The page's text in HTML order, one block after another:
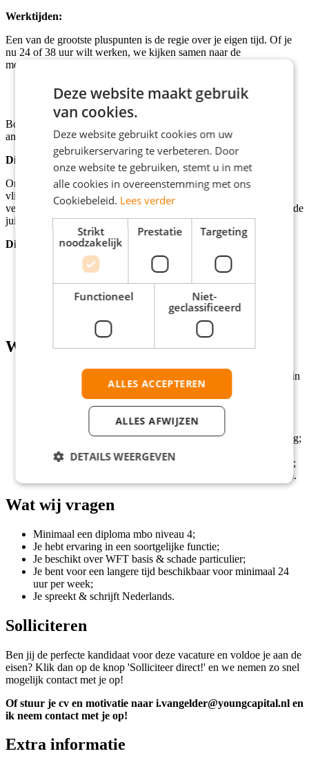
Werktijden:
Een van de grootste pluspunten is de regie over je eigen tijd. Of je
nu 24 of 38 uur wilt werken, we kijken samen naar de
mogelijkheden:
Maandag t/m vrijdag: 08.00 – 18.00 uur
Zaterdag: 08.00 – 13.00 uur of 10.00 – 15.00 uur
Bovendien werk je de helft van de tijd lekker vanuit huis en de
andere helft gezellig met je collega’s op locatie in Nijmegen.
Dit ben jij:
Omdat dit een senior functie is, verwachten we dat je al de nodige
vlieguren hebt gemaakt in een soortgelijke rol binnen de
verzekeringswereld. Je bent communicatief sterk en beschikt over de
juiste papieren om direct aan de slag te kunnen.
Dit neem je mee:
De diploma's WFT Basis en WFT Schade Particulier.
Relevante werkervaring op senior niveau.
Een beschikbaarheid van minimaal 24 uur per week.
Wat wij bieden
Een uitdagende job als fulltime klantenservice medewerker in
Een salaris tussen € 18,- en €23,- bruto per uur;
Een functie voor 24 tot 38 uur per week;
Een internetvergoeding van € 35,- netto per maand;
Thuiswerkvergoeding van € 2,40 per gewerkte thuiswerkdag;
Een flexibele baan;
De mogelijkheid tot direct een contract bij de opdrachtgever;
Je krijgt een reiskostenvergoeding vanaf 10 km (enkele reis).
Wat wij vragen
Minimaal een diploma mbo niveau 4;
Je hebt ervaring in een soortgelijke functie;
Je beschikt over WFT basis & schade particulier;
Je bent voor een langere tijd beschikbaar voor minimaal 24
uur per week;
Je spreekt & schrijft Nederlands.
Solliciteren
Ben jij de perfecte kandidaat voor deze vacature en voldoe je aan de
eisen? Klik dan op de knop 'Solliciteer direct!' en we nemen zo snel
mogelijk contact met je op!
Of stuur je cv en motivatie naar i.vangelder@youngcapital.nl en
ik neem contact met je op!
Extra informatie
Deze website maakt gebruik
van cookies.
Deze website gebruikt cookies om uw
gebruikerservaring te verbeteren. Door
onze website te gebruiken, stemt u in met
alle cookies in overeenstemming met ons
Cookiebeleid. Lees verder
Strikt
noodzakelijk
Prestatie Targeting
Functioneel
Niet-
geclassificeerd
ALLES ACCEPTEREN
ALLES AFWIJZEN
DETAILS WEERGEVEN